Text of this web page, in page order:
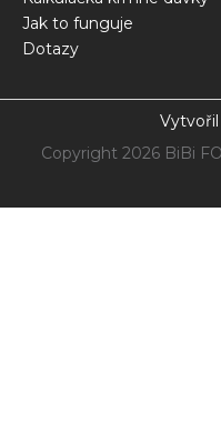
Jak to funguje
Dotazy
Copyright 2026 BiBi